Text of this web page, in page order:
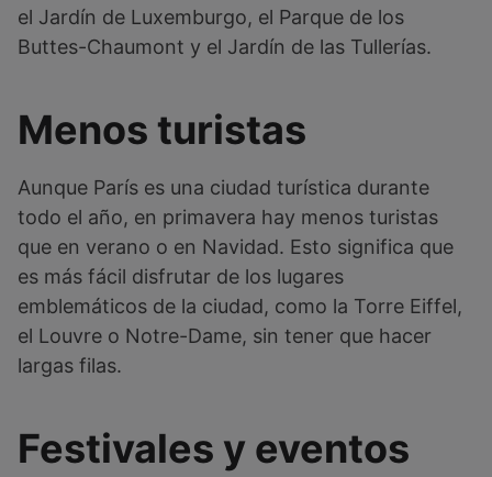
el Jardín de Luxemburgo, el Parque de los
Buttes-Chaumont y el Jardín de las Tullerías.
Menos turistas
Aunque París es una ciudad turística durante
todo el año, en primavera hay menos turistas
que en verano o en Navidad. Esto significa que
es más fácil disfrutar de los lugares
emblemáticos de la ciudad, como la Torre Eiffel,
el Louvre o Notre-Dame, sin tener que hacer
largas filas.
Festivales y eventos